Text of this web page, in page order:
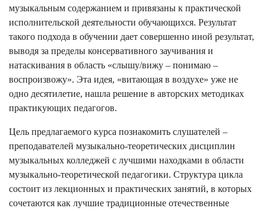
музыкальным содержанием и привязаны к практической
исполнительской деятельности обучающихся. Результат
такого подхода в обучении дает совершенно иной результат,
выводя за пределы консервативного заучивания и
натаскивания в область «слышу/вижу – понимаю –
воспроизвожу». Эта идея, «витающая в воздухе» уже не
одно десятилетие, нашла решение в авторских методиках
практикующих педагогов.
Цель предлагаемого курса познакомить слушателей –
преподавателей музыкально-теоретических дисциплин
музыкальных колледжей с лучшими находками в области
музыкально-теоретической педагогики. Структура цикла
состоит из лекционных и практических занятий, в которых
сочетаются как лучшие традиционные отечественные